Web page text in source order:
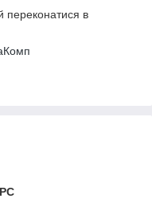
переконатися в